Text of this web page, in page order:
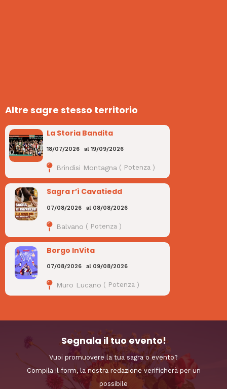
Altre sagre stesso territorio
La Storia Bandita
18/07/2026 al 19/09/2026
Brindisi Montagna ( Potenza)
Sagra r’ì Cavatiedd
07/08/2026 al 08/08/2026
Balvano ( Potenza )
Borgo InVita
07/08/2026 al 09/08/2026
Muro Lucano ( Potenza)
Segnala il tuo evento!
Vuoi promuovere la tua sagra o evento?
Compila il form, la nostra redazione verificherà per un
possibile